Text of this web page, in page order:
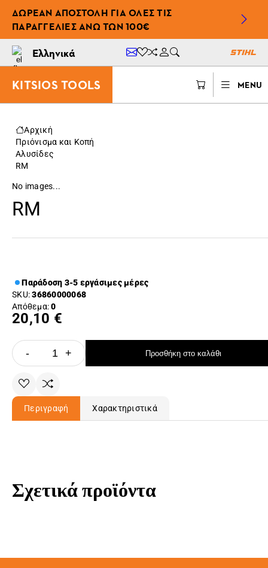
ΔΩΡΕΆΝ ΑΠΟΣΤΟΛΉ ΓΙΑ ΌΛΕΣ ΤΙΣ
ΠΑΡΑΓΓΕΛΊΕΣ ΆΝΩ ΤΩΝ 100€
Ελληνικά
KITSIOS TOOLS MENU
Αρχική
Πριόνισμα και Κοπή
Αλυσίδες
RM
No images...
RM
Παράδοση 3-5 εργάσιμες μέρες
SKU:36860000068
Απόθεμα:0
20,10 €
- + Προσθήκη στο καλάθι
Περιγραφή Χαρακτηριστικά
Σχετικά προϊόντα